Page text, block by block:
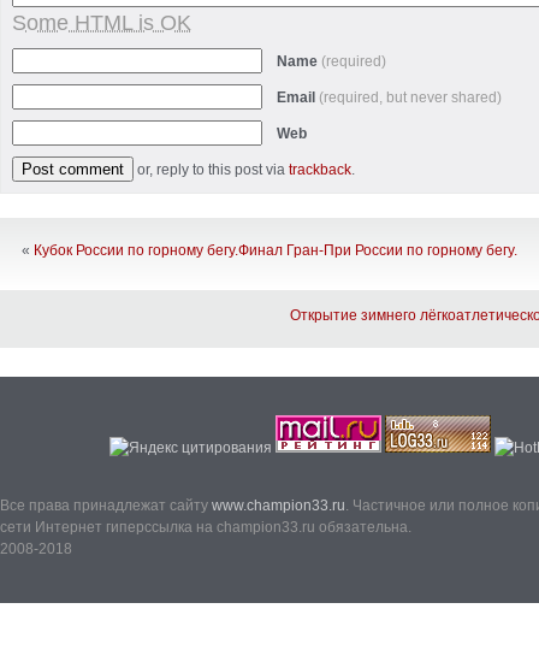
Some HTML is OK
Name (required)
Email (required, but never shared)
Web
or, reply to this post via trackback.
« Кубок России по горному бегу.Финал Гран-При России по горному бегу.
Открытие зимнего
Все права принадлежат сайту www.champion33.ru. Частичное или полное
сети Интернет гиперссылка на champion33.ru обязательна.
2008-2018